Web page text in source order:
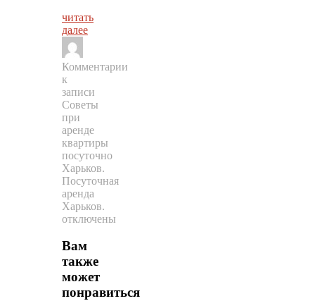
читать
далее
Комментарии
к
записи
Советы
при
аренде
квартиры
посуточно
Харьков.
Посуточная
аренда
Харьков.
отключены
Вам
также
может
понравиться